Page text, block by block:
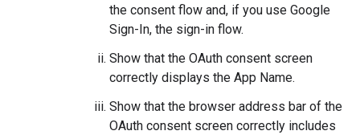
the consent flow and, if you use Google
Sign-In, the sign-in flow.
Show that the OAuth consent screen
correctly displays the App Name.
Show that the browser address bar of the
OAuth consent screen correctly includes